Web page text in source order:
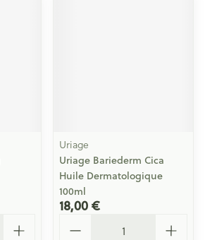
Uriage
Uriage Bariederm Cica
Huile Dermatologique
100ml
18,00 €